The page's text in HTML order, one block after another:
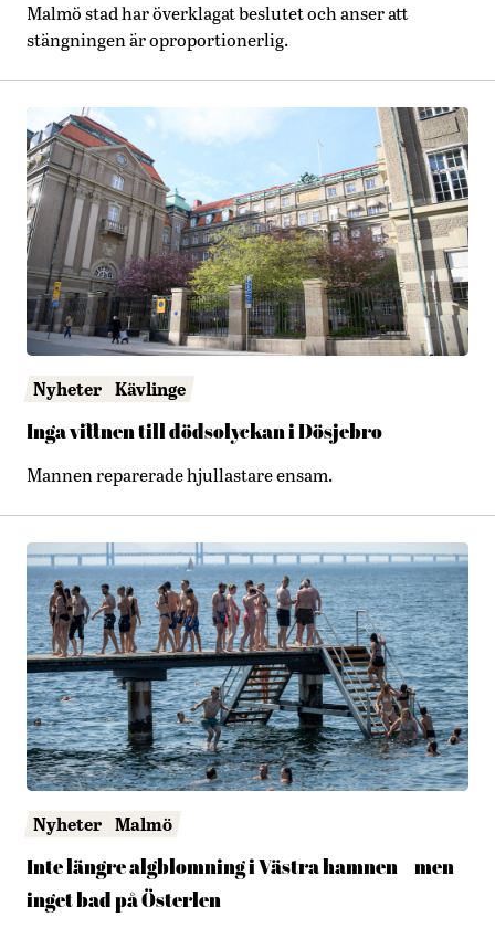
Malmö stad har överklagat beslutet och anser att
stängningen är oproportionerlig.
Nyheter Kävlinge
Inga vittnen till dödsolyckan i Dösjebro
Mannen reparerade hjullastare ensam.
Nyheter Malmö
Inte längre algblomning i Västra hamnen – men
inget bad på Österlen